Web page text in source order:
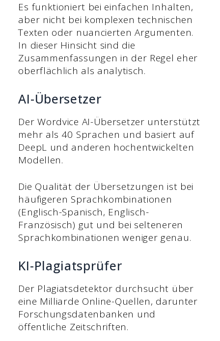
Es funktioniert bei einfachen Inhalten,
aber nicht bei komplexen technischen
Texten oder nuancierten Argumenten.
In dieser Hinsicht sind die
Zusammenfassungen in der Regel eher
oberflächlich als analytisch.
AI-Übersetzer
Der Wordvice AI-Übersetzer unterstützt
mehr als 40 Sprachen und basiert auf
DeepL und anderen hochentwickelten
Modellen.
Die Qualität der Übersetzungen ist bei
häufigeren Sprachkombinationen
(Englisch-Spanisch, Englisch-
Französisch) gut und bei selteneren
Sprachkombinationen weniger genau.
KI-Plagiatsprüfer
Der Plagiatsdetektor durchsucht über
eine Milliarde Online-Quellen, darunter
Forschungsdatenbanken und
öffentliche Zeitschriften.